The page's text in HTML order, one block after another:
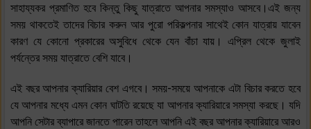
সাহায্যকর প্রমাণিত হবে কিন্তু কিছু যাত্রাতে আপনার সমস্যাও আসবে।এই জন্য
সময় থাকতেই তাদের বিচার করুন আর পুরো পরিকল্পনার সাথেই কোন যাত্রায় যাবেন
কারণ যে কোনো প্রকারের অসুবিধে থেকে যেন বাঁচা যায়। এপ্রিল থেকে জুলাই
পর্যন্তের সময় যাত্রাতে বেশি যাবে।
এই বছর আপনার ক্যারিয়ার বেশ এগবে। সময়-সময়ে আপনাকে এটা বিচার করতে হবে
যে আপনার মধ্যে এমন কোন ঘাটতি রয়েছে যা আপনার ক্যারিয়ারে সমস্যা করছে। যদি
আপনি সেটার ব্যাপারে জানতে পারেন তাহলে আপনি এই বছর আপনার ক্যারিয়ারে আরও